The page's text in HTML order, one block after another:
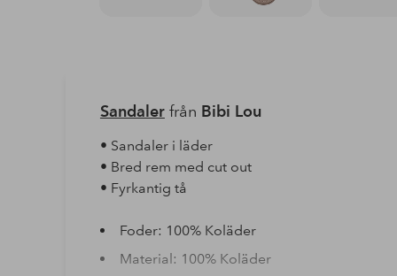
Sandalerfrån Bibi Lou
• Sandaler i läder
• Bred rem med cut out
• Fyrkantig tå
Foder: 100% Koläder
Material: 100% Koläder